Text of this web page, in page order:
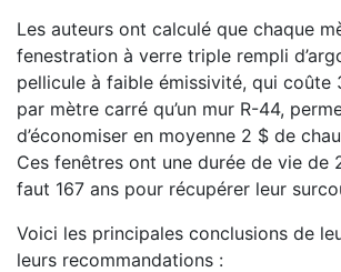
Les auteurs ont calculé que chaque
fenestration à verre triple rempli
pellicule à faible émissivité, qui coûte
par mètre carré qu’un mur R-44,
d’économiser en moyenne 2 $ de
Ces fenêtres ont une durée de vie de
faut 167 ans pour récupérer leur
Voici les principales conclusions de
leurs recommandations :